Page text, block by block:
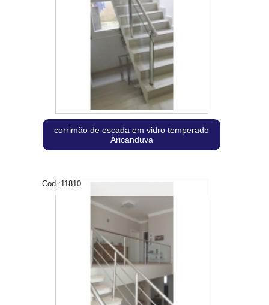
corrimão de escada em vidro temperado
Aricanduva
Cod.:11810